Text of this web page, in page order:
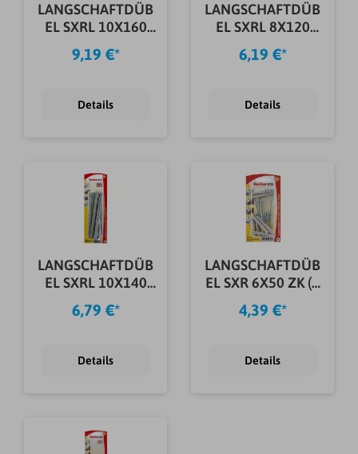
LANGSCHAFTDÜB
EL SXRL 10X160
FUS K
9,19 €*
Details
LANGSCHAFTDÜB
EL SXRL 8X120
FUS K
6,19 €*
Details
LANGSCHAFTDÜB
EL SXRL 10X140
FUS K
6,79 €*
Details
LANGSCHAFTDÜB
EL SXR 6X50 ZK (8
STÜCK)
4,39 €*
Details